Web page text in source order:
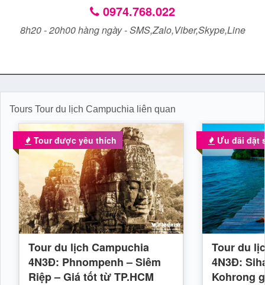
0974.768.022
8h20 - 20h00 hàng ngày - SMS,Zalo,Viber,Skype,Line
Tours Tour du lịch Campuchia liên quan
Tour được yêu thích
Tour du lịch Campuchia
4N3Đ: Phnompenh – Siêm
Riệp – Giá tốt từ TP.HCM
Ưu đãi đặt
Tour du
4N3Đ:
Kohrong